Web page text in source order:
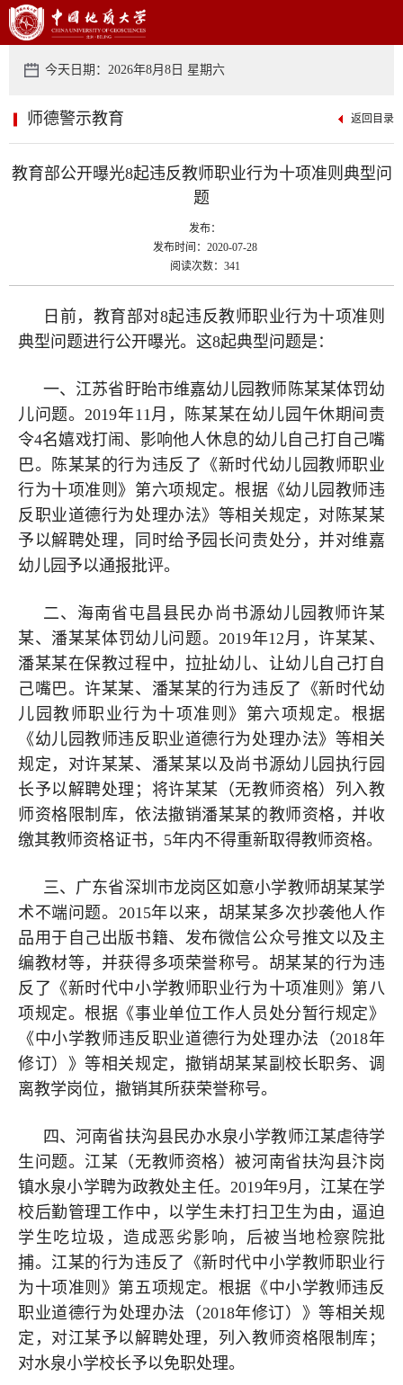
今天日期：2026年8月8日 星期六
返回目录
师德警示教育
教育部公开曝光8起违反教师职业行为十项准则典型问
题
发布：
发布时间：2020-07-28
阅读次数：341
日前，教育部对8起违反教师职业行为十项准则
典型问题进行公开曝光。这8起典型问题是：
一、江苏省盱眙市维嘉幼儿园教师陈某某体罚幼
儿问题。2019年11月，陈某某在幼儿园午休期间责
令4名嬉戏打闹、影响他人休息的幼儿自己打自己嘴
巴。陈某某的行为违反了《新时代幼儿园教师职业
行为十项准则》第六项规定。根据《幼儿园教师违
反职业道德行为处理办法》等相关规定，对陈某某
予以解聘处理，同时给予园长问责处分，并对维嘉
幼儿园予以通报批评。
二、海南省屯昌县民办尚书源幼儿园教师许某
某、潘某某体罚幼儿问题。2019年12月，许某某、
潘某某在保教过程中，拉扯幼儿、让幼儿自己打自
己嘴巴。许某某、潘某某的行为违反了《新时代幼
儿园教师职业行为十项准则》第六项规定。根据
《幼儿园教师违反职业道德行为处理办法》等相关
规定，对许某某、潘某某以及尚书源幼儿园执行园
长予以解聘处理；将许某某（无教师资格）列入教
师资格限制库，依法撤销潘某某的教师资格，并收
缴其教师资格证书，5年内不得重新取得教师资格。
三、广东省深圳市龙岗区如意小学教师胡某某学
术不端问题。2015年以来，胡某某多次抄袭他人作
品用于自己出版书籍、发布微信公众号推文以及主
编教材等，并获得多项荣誉称号。胡某某的行为违
反了《新时代中小学教师职业行为十项准则》第八
项规定。根据《事业单位工作人员处分暂行规定》
《中小学教师违反职业道德行为处理办法（2018年
修订）》等相关规定，撤销胡某某副校长职务、调
离教学岗位，撤销其所获荣誉称号。
四、河南省扶沟县民办水泉小学教师江某虐待学
生问题。江某（无教师资格）被河南省扶沟县汴岗
镇水泉小学聘为政教处主任。2019年9月，江某在学
校后勤管理工作中，以学生未打扫卫生为由，逼迫
学生吃垃圾，造成恶劣影响，后被当地检察院批
捕。江某的行为违反了《新时代中小学教师职业行
为十项准则》第五项规定。根据《中小学教师违反
职业道德行为处理办法（2018年修订）》等相关规
定，对江某予以解聘处理，列入教师资格限制库；
对水泉小学校长予以免职处理。